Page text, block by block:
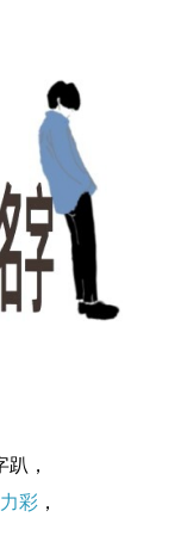
，
彩 ，